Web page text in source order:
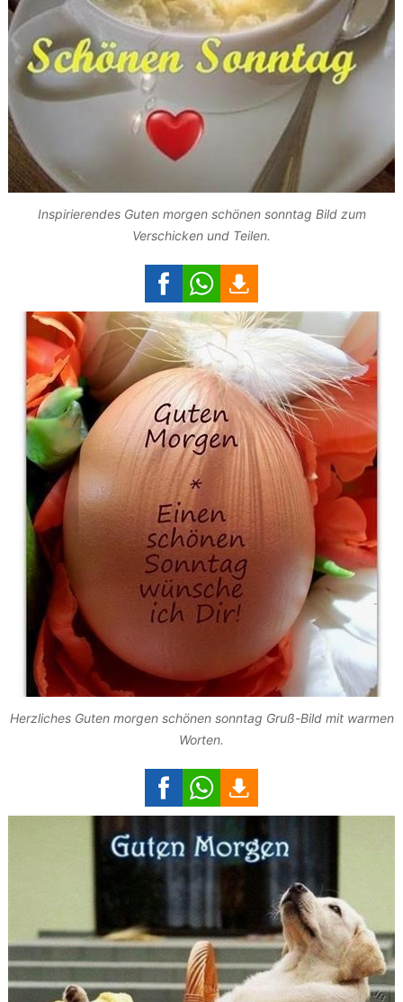
Inspirierendes Guten morgen schönen sonntag Bild zum
Verschicken und Teilen.
Herzliches Guten morgen schönen sonntag Gruß-Bild mit warmen
Worten.